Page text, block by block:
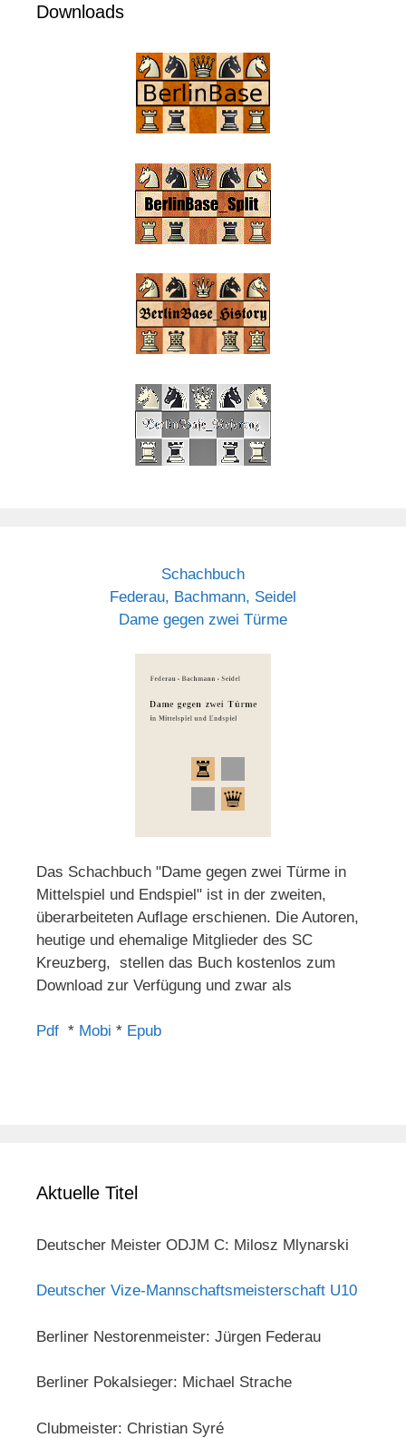
Downloads
Schachbuch
Federau, Bachmann, Seidel
Dame gegen zwei Türme
Das Schachbuch "Dame gegen zwei Türme in
Mittelspiel und Endspiel" ist in der zweiten,
überarbeiteten Auflage erschienen. Die Autoren,
heutige und ehemalige Mitglieder des SC
Kreuzberg, stellen das Buch kostenlos zum
Download zur Verfügung und zwar als
Pdf * Mobi * Epub
Aktuelle Titel
Deutscher Meister ODJM C: Milosz Mlynarski
Deutscher Vize-Mannschaftsmeisterschaft U10
Berliner Nestorenmeister: Jürgen Federau
Berliner Pokalsieger: Michael Strache
Clubmeister: Christian Syré